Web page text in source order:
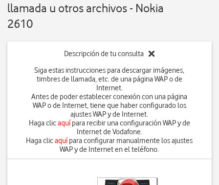
llamada u otros archivos - Nokia
2610
Descripción de tu consulta
Siga estas instrucciones para descargar imágenes,
timbres de llamada, etc. de una página WAP o de
Internet.
Antes de poder establecer conexión con una página
WAP o de Internet, tiene que haber configurado los
ajustes WAP y de Internet.
Haga clicaquípara recibir una configuración WAP y de
Internet de Vodafone.
Haga clicaquípara configurar manualmente los ajustes
WAP y de Internet en el teléfono.